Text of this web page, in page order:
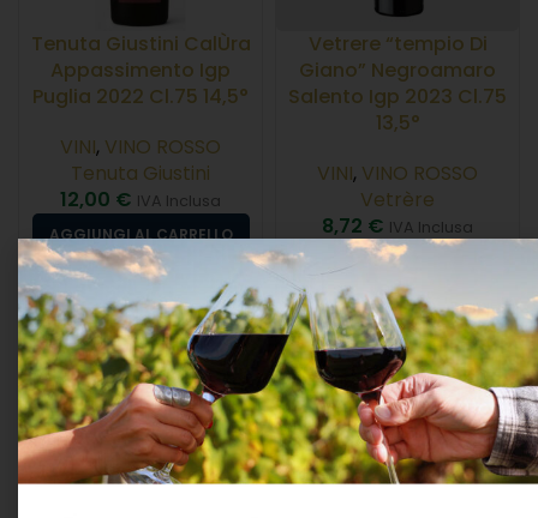
Tenuta Giustini CalÙra
Appassimento Igp
Puglia 2022 Cl.75 14,5°
VINI, VINO ROSSO
Tenuta Giustini
12,00 € IVA Inclusa
AGGIUNGI AL CARRELLO
Vetrere “tempio Di
Giano” Negroamaro
Salento Igp 2023 Cl.75
13,5°
VINI, VINO ROSSO
Vetrère
8,72 € IVA Inclusa
LEGGI TUTTO
ESAURITO ESAURITO